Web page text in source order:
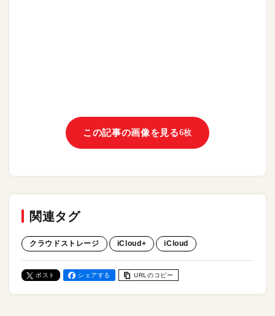
この記事の画像を見る6枚
関連タグ
クラウドストレージ iCloud+ iCloud
ポスト シェアする URLのコピー